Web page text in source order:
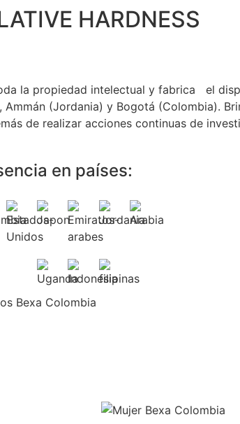
HARDNESS
la propiedad intelectual y fabrica el
(Jordania) y Bogotá (Colombia).
de realizar acciones continuas de
en países: